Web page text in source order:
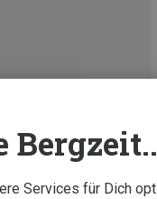
Services für Dich